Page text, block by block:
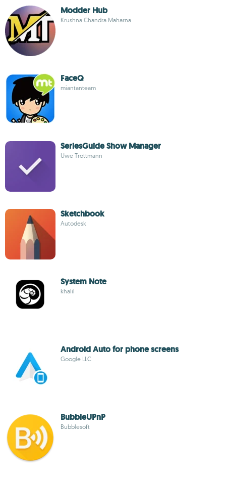
Modder Hub
Krushna Chandra Maharna
FaceQ
miantanteam
SeriesGuide Show Manager
Uwe Trottmann
Sketchbook
Autodesk
System Note
khalil
Android Auto for phone screens
Google LLC
BubbleUPnP
Bubblesoft